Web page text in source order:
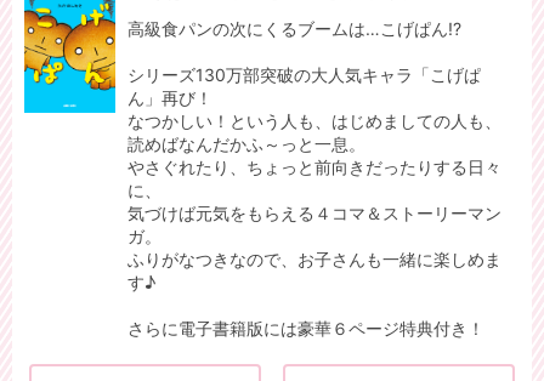
高級食パンの次にくるブームは…こげぱん!?
シリーズ130万部突破の大人気キャラ「こげぱ
ん」再び！
なつかしい！という人も、はじめましての人も、
読めばなんだかふ～っと一息。
やさぐれたり、ちょっと前向きだったりする日々
に、
気づけば元気をもらえる４コマ＆ストーリーマン
ガ。
ふりがなつきなので、お子さんも一緒に楽しめま
す♪
さらに電子書籍版には豪華６ページ特典付き！